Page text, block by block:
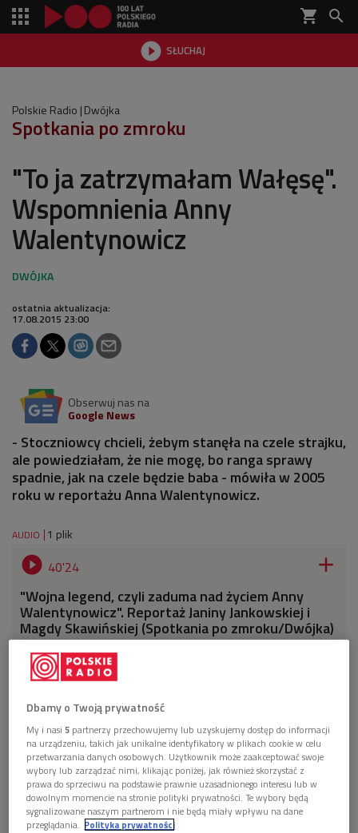
shopping_cart 
 SŁUCHAJ

Polskie Radio Dwójka
Spotkania po zmroku
"To ja zatrzymałam Wałęsę".
Wspomnienia Anny
Walentynowicz
ostatnia aktualizacja:
17.08.2015 23:00
Obserwuj nas na
Google News
- Stoczniowcy chcieli, żebym stanęła na czele strajku,
ale powiedziałam, że nie mogę, bo ranga sprawy
spadnie, jak na czele będzie baba - mówiła w 2005
roku w reportażu Anna Walentynowicz.
AUDIO 1 plik
 40'24 
"Wojna legend, czyli zaduma nad życiem Anny
Walentynowicz". Reportaż Janiny Jankowskiej i
Magdy Skawińskiej (Spotkania po zmroku/Dwójka)
Dbamy o Twoją prywatność
My i nasi5 partnerzy przechowujemy lub uzyskujemy dostęp do informacji
na urządzeniu, takich jak unikalne identyfikatory w plikach cookie w celu
przetwarzania danych osobowych. Użytkownik może zaakceptować swoje
wybory lub zarządzać nimi, klikając poniżej, jak również skorzystać z
prawa do sprzeciwu na podstawie prawnie uzasadnionego interesu lub w
dowolnym momencie na stronie polityki prywatności. Te wybory będą
sygnalizowane naszym partnerom i nie będą miały wpływu na dane
przeglądania. Polityka prywatności